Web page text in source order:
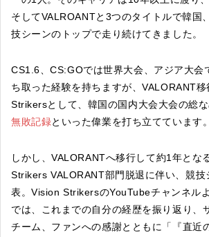
そしてVALROANTと3つのタイトルで韓国
技シーンのトップで走り続けてきました。
CS1.6、CS:GOでは世界大会、アジア大会
ち取った経験を持ちますが、VALORANT
Strikersとして、韓国の国内大会大会の総な
無敗記録といった偉業を打ち立てています。
しかし、VALORANTへ移行して約1年とな
Strikers VALORANT部門脱退に伴い、競技
表。Vision StrikersのYouTubeチャンネル
では、これまでの自分の経歴を振り返り、
チーム、ファンへの感謝とともに「『直近